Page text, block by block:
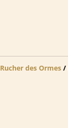
Rucher des Ormes /